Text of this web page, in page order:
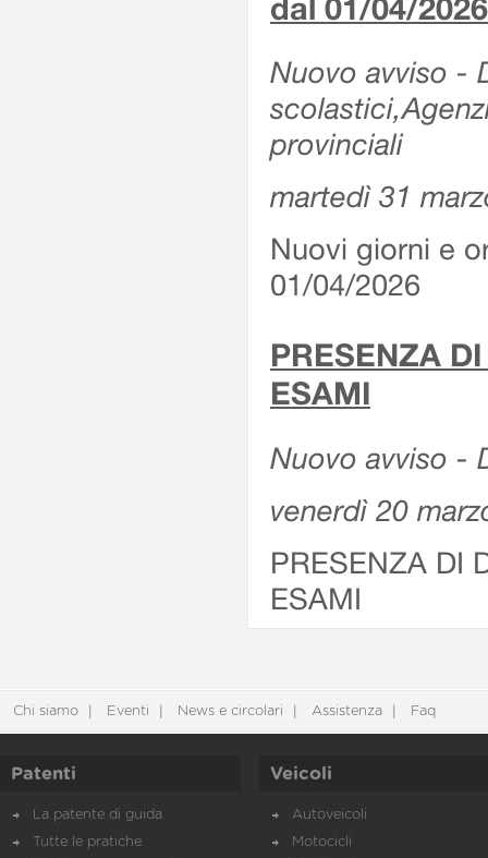
dal 01/04/2026
Nuovo avviso -
provinciali
martedì 31
Nuovi giorni e
01/04/2026
PRESENZA
ESAMI
Nuovo avviso -
venerdì 20
PRESENZA DI
ESAMI
Chi siamo Eventi News e circolari Assistenza Faq
Patenti
La patente di guida
Tutte le pratiche
Veicoli
Autoveicoli
Motocicli